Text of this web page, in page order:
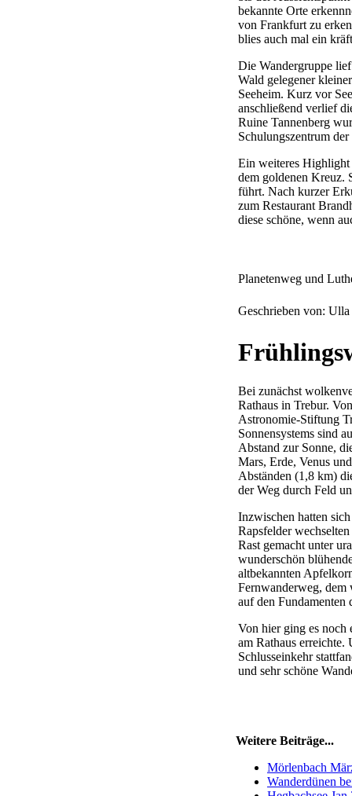
bekannte Orte
von Frankfurt zu
blies auch mal ein
Die Wandergruppe
Wald gelegener
Seeheim. Kurz vor
anschließend verlief
Ruine Tannenberg
Schulungszentrum
Ein weiteres
dem goldenen Kreuz.
führt. Nach kurzer
zum Restaurant
diese schöne, wenn
Planetenweg und
Geschrieben von:
Bei zunächst
Rathaus in Trebur.
Astronomie-Stiftung
Sonnensystems sind
Abstand zur Sonne,
Mars, Erde, Venus
Abständen (1,8 km)
der Weg durch Feld
Inzwischen hatten
Rapsfelder
Rast gemacht unter
wunderschön
altbekannten
Fernwanderweg, dem
auf den Fundamenten
Von hier ging es noch
am Rathaus
Schlusseinkehr
und sehr schöne
Weitere Beiträge...
Mörlenbach
Wanderdünen